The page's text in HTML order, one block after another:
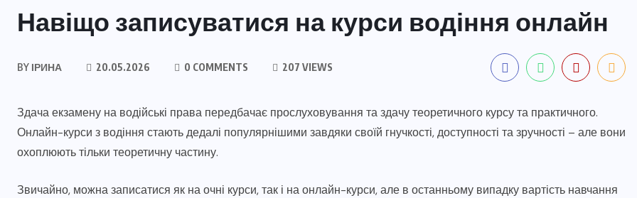
Навіщо записуватися на курси водіння онлайн
BY ІРИНА 20.05.2026 0 COMMENTS 207 VIEWS
Здача екзамену на водійські права передбачає прослуховування та здачу теоретичного курсу та практичного.
Онлайн-курси з водіння стають дедалі популярнішими завдяки своїй гнучкості, доступності та зручності – але вони
охоплюють тільки теоретичну частину.
Звичайно, можна записатися як на очні курси, так і на онлайн-курси, але в останньому випадку вартість навчання